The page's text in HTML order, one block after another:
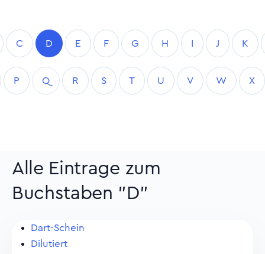
C D E F G H I J K
P Q R S T U V W X
Alle Eintrage zum
Buchstaben "D"
Dart-Schein
Dilutiert